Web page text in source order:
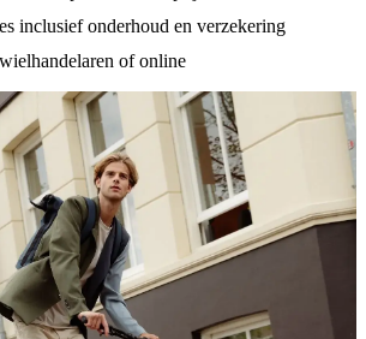
inclusief onderhoud en verzekering
of online